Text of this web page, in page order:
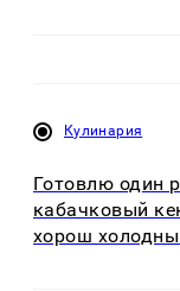
Кулинария
Готовлю один
кабачковый
хорош